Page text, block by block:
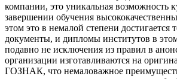
компании, это уникальная возможность
завершении обучения
этом это в немалой степени достигается
документы, и дипломы институтов в
подавно не исключения из правил в
организации изготавливаются на
ГОЗНАК, что немаловажное